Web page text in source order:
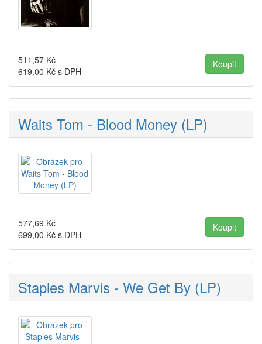
511,57 Kč
619,00 Kč s DPH
Waits Tom - Blood Money (LP)
577,69 Kč
699,00 Kč s DPH
Staples Marvis - We Get By (LP)